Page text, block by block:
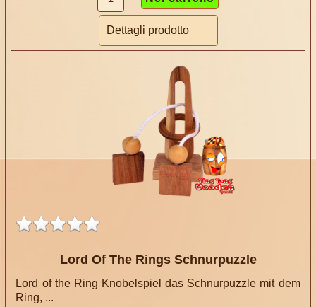
Dettagli prodotto
Lord Of The Rings Schnurpuzzle
Lord of the Ring Knobelspiel das Schnurpuzzle mit dem
Ring, ...